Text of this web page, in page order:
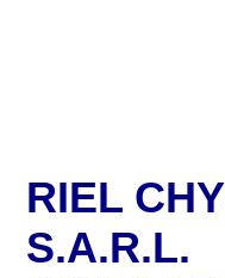
RIEL
S.A.R.L.